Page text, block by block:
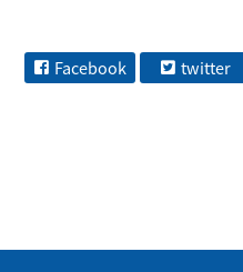
Facebook twitter